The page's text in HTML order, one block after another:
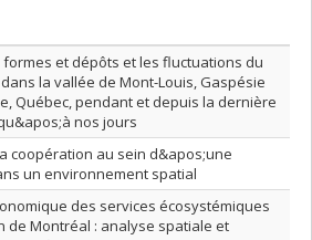
ordre décroissant
et dépôts et les fluctuations du
la vallée de Mont-Louis, Gaspésie
Québec, pendant et depuis la dernière
nos jours
coopération au sein d&apos;une
un environnement spatial
des services écosystémiques
de Montréal : analyse spatiale et